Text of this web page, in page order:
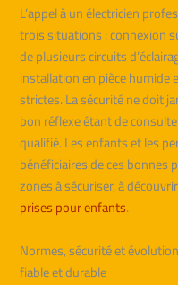
L’appel à un électricien
trois situations : connexion
de plusieurs circuits
installation en pièce humide
strictes. La sécurité ne doit
bon réflexe étant de
qualifié. Les enfants et les
bénéficiaires de ces
zones à sécuriser, à
prises pour enfants.
Normes, sécurité et
fiable et durable